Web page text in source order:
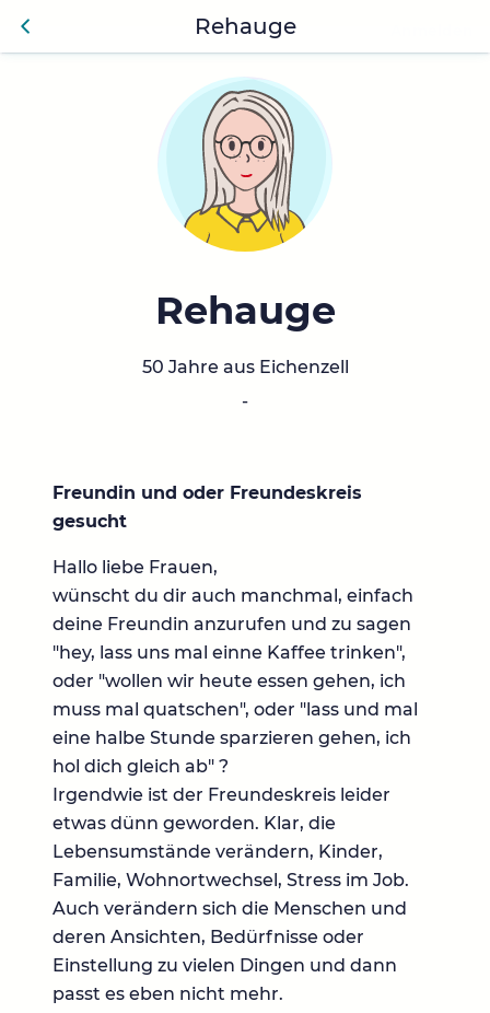
Zurü
Rehauge
Rehauge
50 Jahre aus Eichenzell
-
Freundin und oder Freundeskreis
gesucht
Hallo liebe Frauen,
wünscht du dir auch manchmal, einfach
deine Freundin anzurufen und zu sagen
"hey, lass uns mal einne Kaffee trinken",
oder "wollen wir heute essen gehen, ich
muss mal quatschen", oder "lass und mal
eine halbe Stunde sparzieren gehen, ich
hol dich gleich ab" ?
Irgendwie ist der Freundeskreis leider
etwas dünn geworden. Klar, die
Lebensumstände verändern, Kinder,
Familie, Wohnortwechsel, Stress im Job.
Auch verändern sich die Menschen und
deren Ansichten, Bedürfnisse oder
Einstellung zu vielen Dingen und dann
passt es eben nicht mehr.